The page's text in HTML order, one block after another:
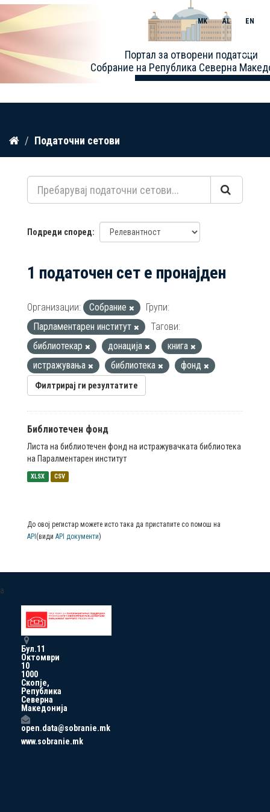
Прескокнете
содржина
Портал за отворени податоци
Собрание на Република Северна
MK AL EN
Toggle
Податочни сетови
Подреди според
1 податочен сет е пронајден
Организации: Собрание
Групи:
Парламентарен институт
Тагови:
библиотекар
донација
книга
истражувања
библиотека фонд
Филтрирај ги резултатите
Библиотечен фонд
Листа на библиотечен фонд на истражувачката библиотека
на Паралментарен институт
XLSX CSV
До овој регистар можете исто така да пристапите со помош на
API (види API документи)
a
Бул.11
Октомври
10
1000
Скопје,
Република
Северна
Македонија
open.data@sobranie.mk
www.sobranie.mk